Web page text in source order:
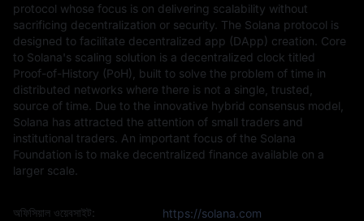
protocol whose focus is on delivering scalability without
sacrificing decentralization or security. The Solana protocol is
designed to facilitate decentralized app (DApp) creation. Core
to Solana's scaling solution is a decentralized clock titled
Proof-of-History (PoH), built to solve the problem of time in
distributed networks where there is not a single, trusted,
source of time. Due to the innovative hybrid consensus model,
Solana has attracted the attention of small traders and
institutional traders. An important focus of the Solana
Foundation is to make decentralized finance available on a
larger scale.
অফিসিয়াল ওয়েবসাইট: https://solana.com